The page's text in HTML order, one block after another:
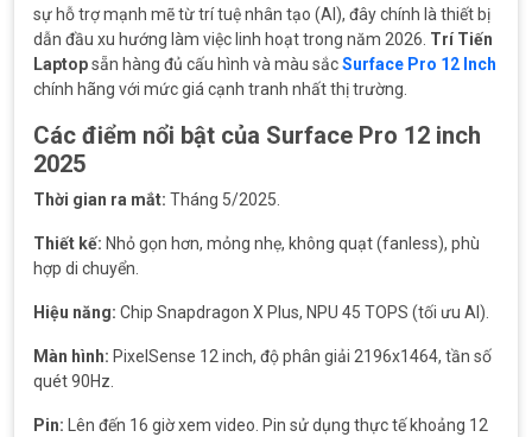
sự hỗ trợ mạnh mẽ từ trí tuệ nhân tạo (AI), đây chính là thiết bị
dẫn đầu xu hướng làm việc linh hoạt trong năm 2026. Trí Tiến
Laptopsẵn hàng đủ cấu hình và màu sắcSurface Pro 12 Inch
chính hãng với mức giá cạnh tranh nhất thị trường.
Các điểm nổi bật của Surface Pro 12 inch
2025
Thời gian ra mắt: Tháng 5/2025.
Thiết kế: Nhỏ gọn hơn, mỏng nhẹ, không quạt (fanless), phù
hợp di chuyển.
Hiệu năng: Chip Snapdragon X Plus, NPU 45 TOPS (tối ưu AI).
Màn hình: PixelSense 12 inch, độ phân giải 2196x1464, tần số
quét 90Hz.
Pin: Lên đến 16 giờ xem video. Pin sử dụng thực tế khoảng 12